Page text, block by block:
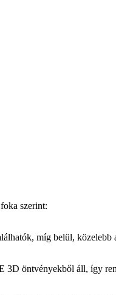
szerint:
míg belül,
öntvényekből áll, így